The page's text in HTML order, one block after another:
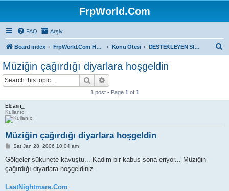
FrpWorld.Com
FAQ Arşiv
Board index FrpWorld.Com Hakkında Konu Ötesi DESTEKLEYEN SİTELER
Müziğin çağırdığı diyarlara hoşgeldin
Search
1 post • Page 1 of 1
Eldarin_
Kullanıcı
Müziğin çağırdığı diyarlara hoşgeldin
P
s
Sat Jan 28, 2006 10:04 am
Gölgeler sükunete kavuştu... Kadim bir kabus sona eriyor... Müziğin
çağırdığı diyarlara hoşgeldiniz.
LastNightmare.Com